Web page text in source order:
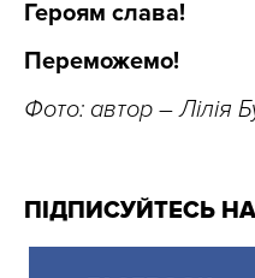
Героям слава!
Переможемо!
Фото: автор – Лілія
ПІДПИСУЙТЕСЬ